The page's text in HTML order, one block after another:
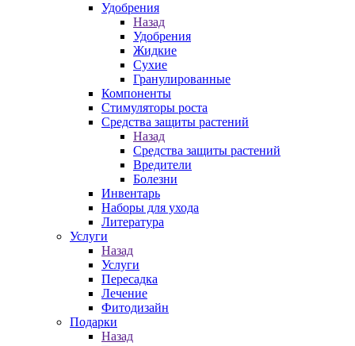
Удобрения
Назад
Удобрения
Жидкие
Сухие
Гранулированные
Компоненты
Стимуляторы роста
Средства защиты растений
Назад
Средства защиты растений
Вредители
Болезни
Инвентарь
Наборы для ухода
Литература
Услуги
Назад
Услуги
Пересадка
Лечение
Фитодизайн
Подарки
Назад